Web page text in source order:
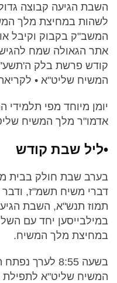
השבת הגיעה קבוצה
המשב"ק בקבוק וקיבל
אתר הגאולה שמח
קודש פרשת בלק
המשיח שליט"א •
יומן מיוחד מפי
אדמו"ר מלך המשיח
•ליל שבת קודש
דברי משיח תשמ"ז,
תמוז תנש"א, השבת
במילבייסען יחד עם
במחיצת מלך המשיח.
בשעה 8:55
המשיח שליט"א